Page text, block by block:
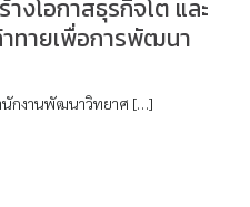
งโอกาสธุรกิจโต และ
าทายเพื่อการพัฒนา
นักงานพัฒนาวิทยาศ […]